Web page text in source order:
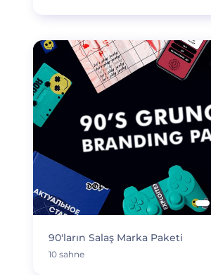
90'ların Salaş Marka Paketi
10 sahne